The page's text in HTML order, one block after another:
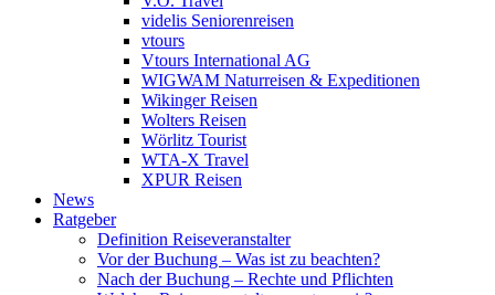
videlis Seniorenreisen
vtours
Vtours International AG
WIGWAM Naturreisen & Expeditionen
Wikinger Reisen
Wolters Reisen
Wörlitz Tourist
WTA-X Travel
XPUR Reisen
News
Ratgeber
Definition Reiseveranstalter
Vor der Buchung – Was ist zu beachten?
Nach der Buchung – Rechte und Pflichten